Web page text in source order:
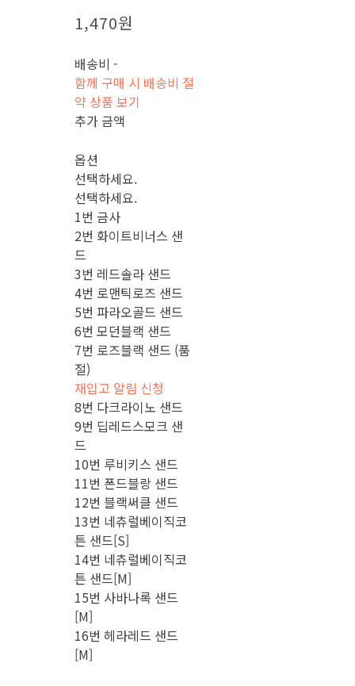
1,470원
배송비-
함께 구매 시 배송비 절
약 상품 보기
추가 금액
옵션
선택하세요.
선택하세요.
1번 금사
2번 화이트비너스 샌
드
3번 레드솔라 샌드
4번 로맨틱로즈 샌드
5번 파라오골드 샌드
6번 모던블랙 샌드
7번 로즈블랙 샌드 (품
절)
재입고 알림 신청
8번 다크라이노 샌드
9번 딥레드스모크 샌
드
10번 루비키스 샌드
11번 폰드블랑 샌드
12번 블랙써클 샌드
13번 네츄럴베이직코
튼 샌드[S]
14번 네츄럴베이직코
튼 샌드[M]
15번 사바나록 샌드
[M]
16번 헤라레드 샌드
[M]